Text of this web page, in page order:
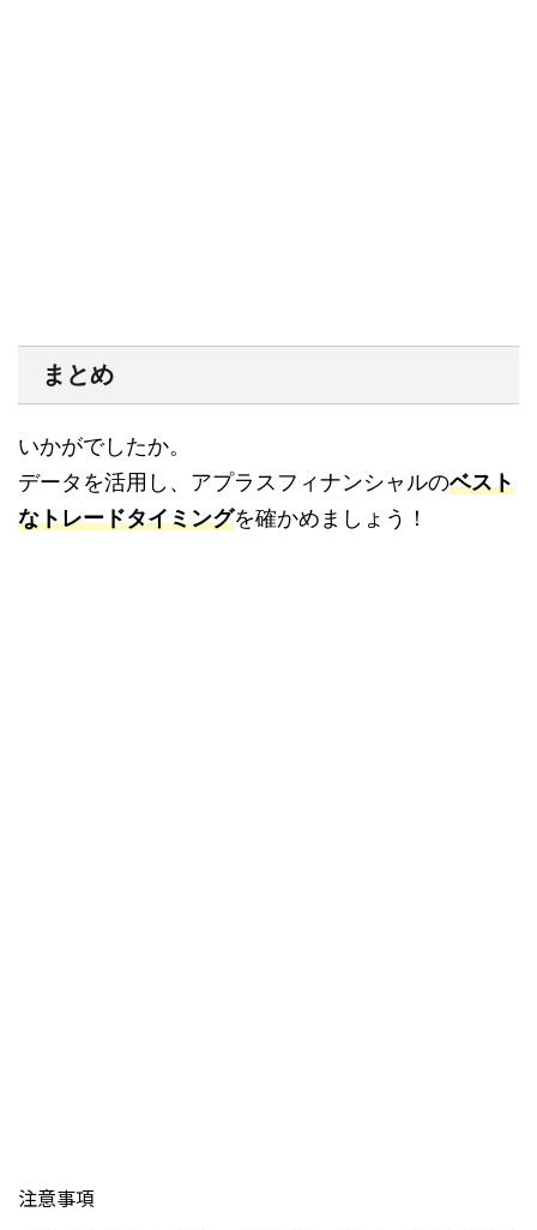
まとめ
いかがでしたか。
データを活用し、アプラスフィナンシャルのベスト
なトレードタイミングを確かめましょう！
注意事項